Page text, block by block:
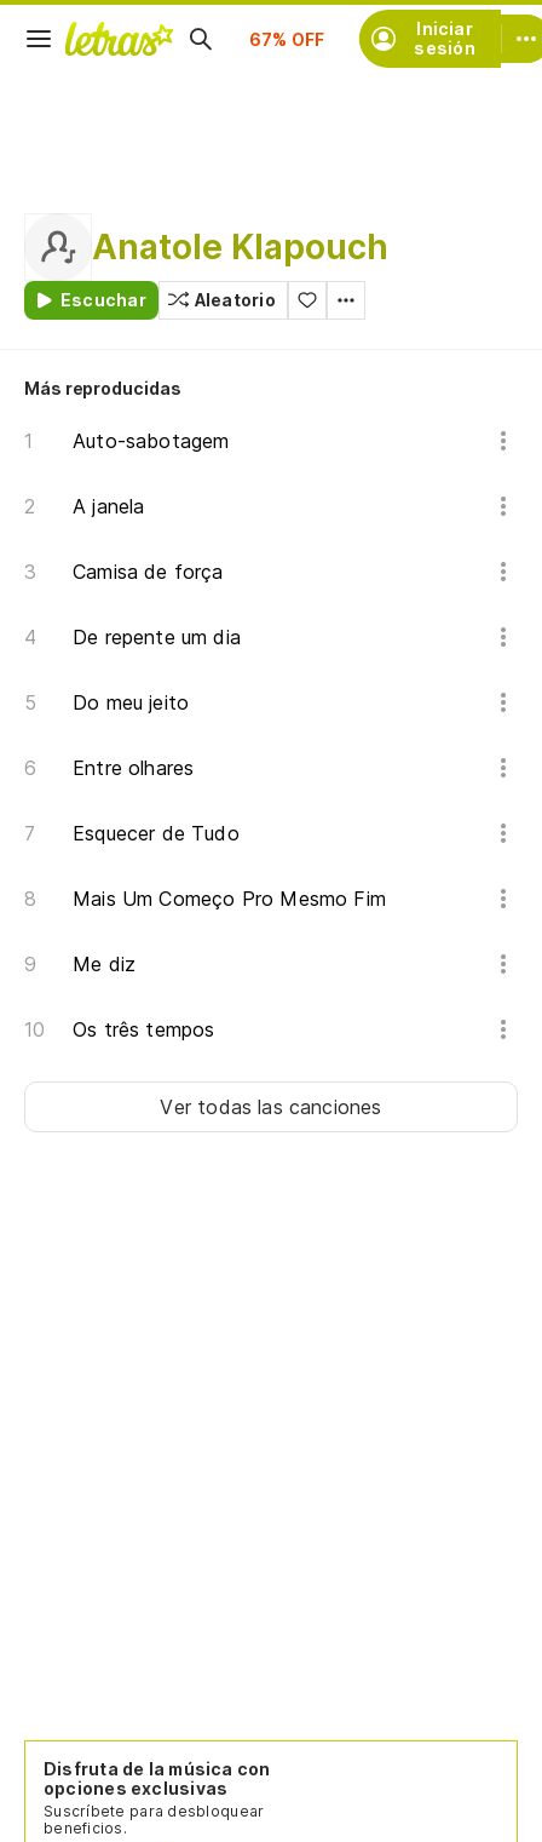
Iniciar
sesión
Suscríbete
Anatole Klapouch
Escuchar Aleatorio
Más reproducidas
Auto-sabotagem
A janela
Camisa de força
De repente um dia
Do meu jeito
Entre olhares
Esquecer de Tudo
Mais Um Começo Pro Mesmo Fim
Me diz
Os três tempos
Ver todas las canciones
Disfruta de la música con
opciones exclusivas
Suscríbete para desbloquear
beneficios.